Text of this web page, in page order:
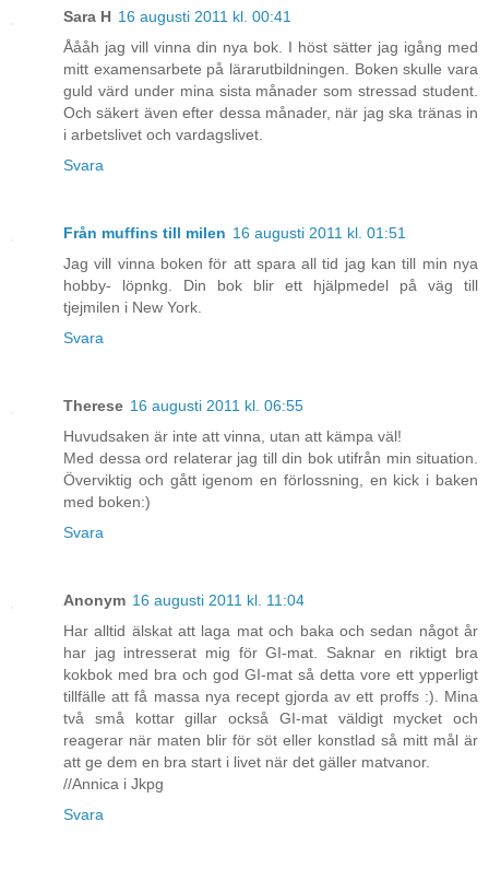
Sara H 16 augusti 2011 kl. 00:41
Åååh jag vill vinna din nya bok. I höst sätter jag igång med
mitt examensarbete på lärarutbildningen. Boken skulle vara
guld värd under mina sista månader som stressad student.
Och säkert även efter dessa månader, när jag ska tränas in
i arbetslivet och vardagslivet.
Svara
Från muffins till milen 16 augusti 2011 kl. 01:51
Jag vill vinna boken för att spara all tid jag kan till min nya
hobby- löpnkg. Din bok blir ett hjälpmedel på väg till
tjejmilen i New York.
Svara
Therese 16 augusti 2011 kl. 06:55
Huvudsaken är inte att vinna, utan att kämpa väl!
Med dessa ord relaterar jag till din bok utifrån min situation.
Överviktig och gått igenom en förlossning, en kick i baken
med boken:)
Svara
Anonym 16 augusti 2011 kl. 11:04
Har alltid älskat att laga mat och baka och sedan något år
har jag intresserat mig för GI-mat. Saknar en riktigt bra
kokbok med bra och god GI-mat så detta vore ett ypperligt
tillfälle att få massa nya recept gjorda av ett proffs :). Mina
två små kottar gillar också GI-mat väldigt mycket och
reagerar när maten blir för söt eller konstlad så mitt mål är
att ge dem en bra start i livet när det gäller matvanor.
//Annica i Jkpg
Svara